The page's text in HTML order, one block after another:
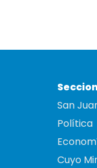
San
Política
Cuyo